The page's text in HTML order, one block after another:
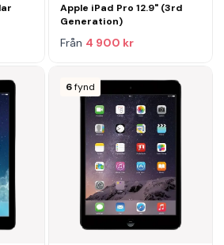
Apple iPad Pro 12.9" (3rd
Generation)
Från 4 900 kr
6 fynd